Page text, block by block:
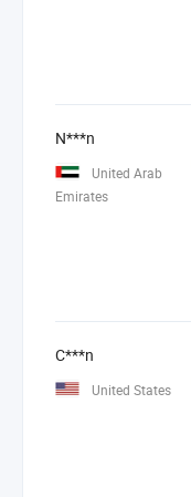
N***n
United Arab
Emirates
C***n
United States